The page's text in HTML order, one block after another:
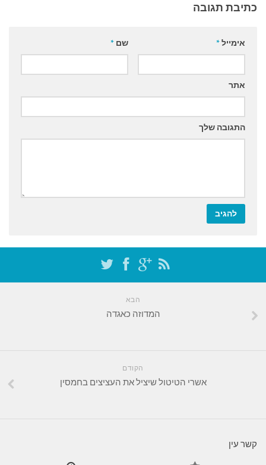
כתיבת תגובה
שם * אימייל*
אתר
התגובה שלך
הבא
המדוזה כאגדה
הקודם
אשרי הטיטול שיציל את העציצים בחמסין
קשר עין